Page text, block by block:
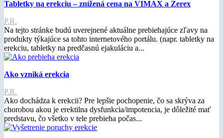
Tabletky na erekciu – znížená cena na VIMAX a Zerex
P.R.
Na tejto stránke budú uverejnené aktuálne prebiehajúce zľavy na
produkty týkajúce sa tohto internetového portálu. (napr. tabletky na
erekciu, tabletky na predčasnú ejakuláciu a...
Ako vzniká erekcia
P.R.
Ako dochádza k erekcii? Pre lepšie pochopenie, čo sa skrýva za
chorobou akou je erektilna dysfunkcia/impotencia, je dôležité mať
predstavu, čo všetko v tele prebieha počas...